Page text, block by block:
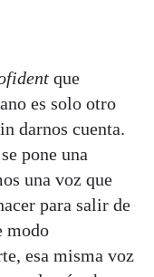
que
es solo otro
darnos cuenta.
pone una
una voz que
para salir de
modo
esa misma voz